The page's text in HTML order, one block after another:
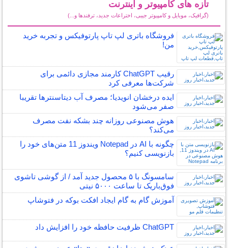
تازه های کامپیوتر و اینترنت
(گرافیک، موبایل و کامپیوتر جیبی، اختراعات جدید، ترفندها و...)
فروشگاه باتری لپ تاپ پارتوفیکس و تجربه خرید
من!
رقیب ChatGPT کارمند مجازی دائمی برای
شرکت‌ها معرفی کرد
ایده درخشان انویدیا؛ مصرف آب دیتاسنترها تقریبا
صفر می‌شود
هوش مصنوعی روزانه چند بشکه نفت مصرف
می‌کند؟
چگونه با AI در Notepad ویندوز 11 متن‌های خود را
بازنویسی کنیم؟
سامسونگ با ۵ محصول جدید آمد / از گوشی تاشوی
فوق‌باریک تا ساعت ۵۰۰۰ نیتی
آموزش گام به گام ایجاد افکت بوکه در فتوشاپ
ChatGPT ظرفیت حافظه خود را افزایش داد